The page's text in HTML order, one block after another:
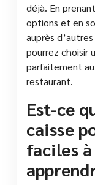
déjà. En
options et en
auprès
pourrez choisir
parfaitement
restaurant.
Est-ce
caisse
faciles